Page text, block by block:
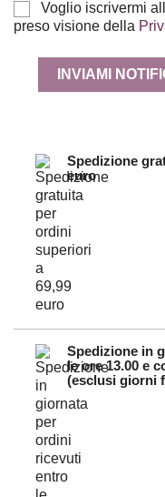
Voglio iscrivermi
preso visione della
INVIAMI
Spedizione
euro
Spedizione in
le ore 13.00 e
(esclusi giorni